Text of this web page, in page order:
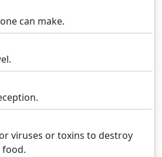
can make.
viruses or toxins to destroy
food.